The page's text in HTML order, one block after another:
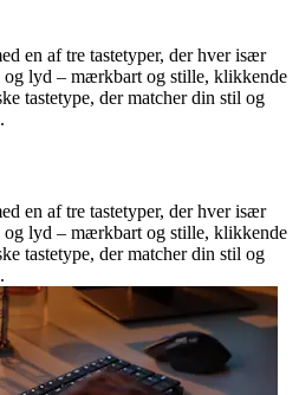
en af tre tastetyper, der hver især
og lyd – mærkbart og stille, klikkende
tastetype, der matcher din stil og
en af tre tastetyper, der hver især
og lyd – mærkbart og stille, klikkende
tastetype, der matcher din stil og